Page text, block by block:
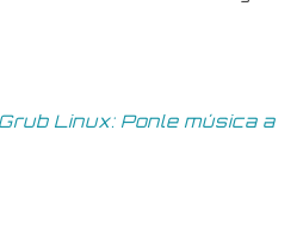
Linux: Ponle música a